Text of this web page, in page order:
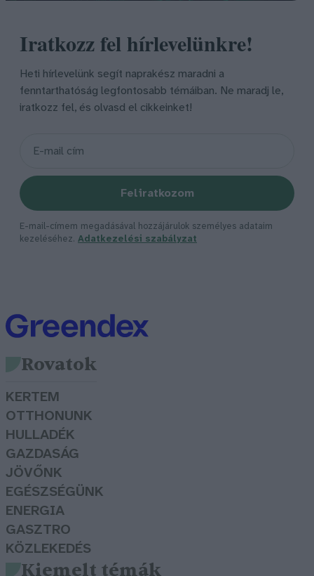
Iratkozz fel hírlevelünkre!
Heti hírlevelünk segít naprakész maradni a
fenntarthatóság legfontosabb témáiban. Ne maradj le,
iratkozz fel, és olvasd el cikkeinket!
Feliratkozom
E-mail-címem megadásával hozzájárulok személyes adataim
kezeléséhez. Adatkezelési szabályzat
Rovatok
KERTEM
OTTHONUNK
HULLADÉK
GAZDASÁG
JÖVŐNK
EGÉSZSÉGÜNK
ENERGIA
GASZTRO
KÖZLEKEDÉS
Kiemelt témák